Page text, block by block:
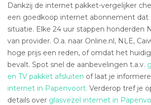
Dankzij de internet pakket-vergelijker
een goedkoop internet abonnement dat
situatie. Elke 24 uur stappen honderden
van provider. O.a. naar Online.nl, NLE,
hoge prijs een reden, of omdat het
bevalt. Spot snel de aanbevelingen t.a.v.
en TV pakket afsluiten of laat je
internet in Papenvoort. Verderop tref je
details over glasvezel internet in